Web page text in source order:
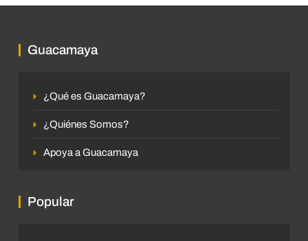
Guacamaya
¿Qué es Guacamaya?
¿Quiénes Somos?
Apoya a Guacamaya
Popular